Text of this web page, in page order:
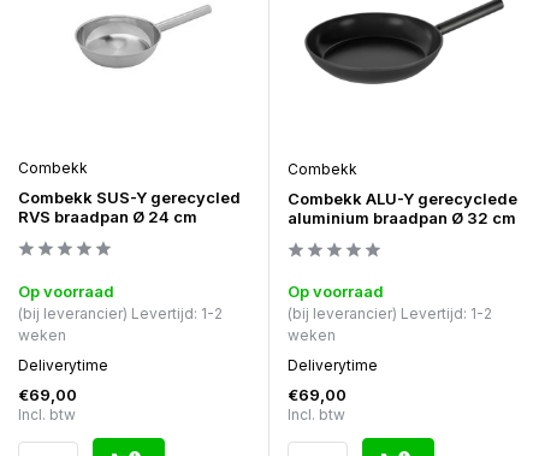
Combekk
Combekk SUS-Y gerecycled
RVS braadpan Ø 24 cm
Op voorraad
(bij leverancier) Levertijd: 1-2
weken
Deliverytime
€69,00
Incl. btw
Combekk
Combekk ALU-Y gerecyclede
aluminium braadpan Ø 32 cm
Op voorraad
(bij leverancier) Levertijd: 1-2
weken
Deliverytime
€69,00
Incl. btw